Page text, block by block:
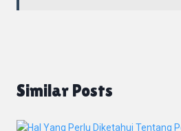
Similar Posts